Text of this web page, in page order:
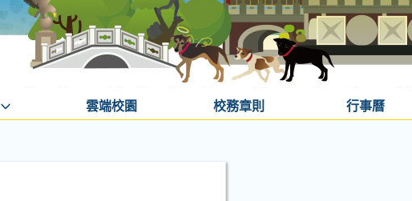
雲端校園 校務章則 行事曆